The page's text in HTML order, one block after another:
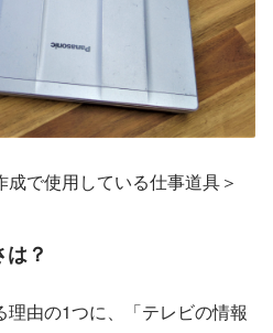
で使用している仕事道具＞
？
由の1つに、「テレビの情報